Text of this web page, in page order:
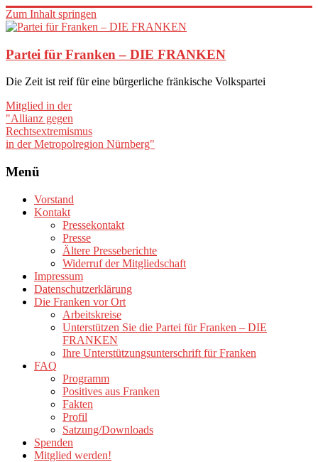
Zum Inhalt springen
Partei für Franken – DIE FRANKEN
Die Zeit ist reif für eine bürgerliche fränkische Volkspartei
Mitglied in der
"Allianz gegen
Rechtsextremismus
in der Metropolregion Nürnberg"
Menü
Vorstand
Kontakt
Pressekontakt
Presse
Ältere Presseberichte
Widerruf der Mitgliedschaft
Impressum
Datenschutzerklärung
Die Franken vor Ort
Arbeitskreise
Unterstützen Sie die Partei für Franken – DIE
FRANKEN
Ihre Unterstützungsunterschrift für Franken
FAQ
Programm
Positives aus Franken
Fakten
Profil
Satzung/Downloads
Spenden
Mitglied werden!